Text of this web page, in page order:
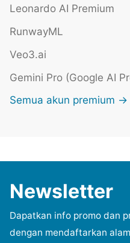
Leonardo AI Premium
RunwayML
Veo3.ai
Gemini Pro (Google AI
Semua akun premium →
Newsletter
Dapatkan info promo dan
dengan mendaftarkan